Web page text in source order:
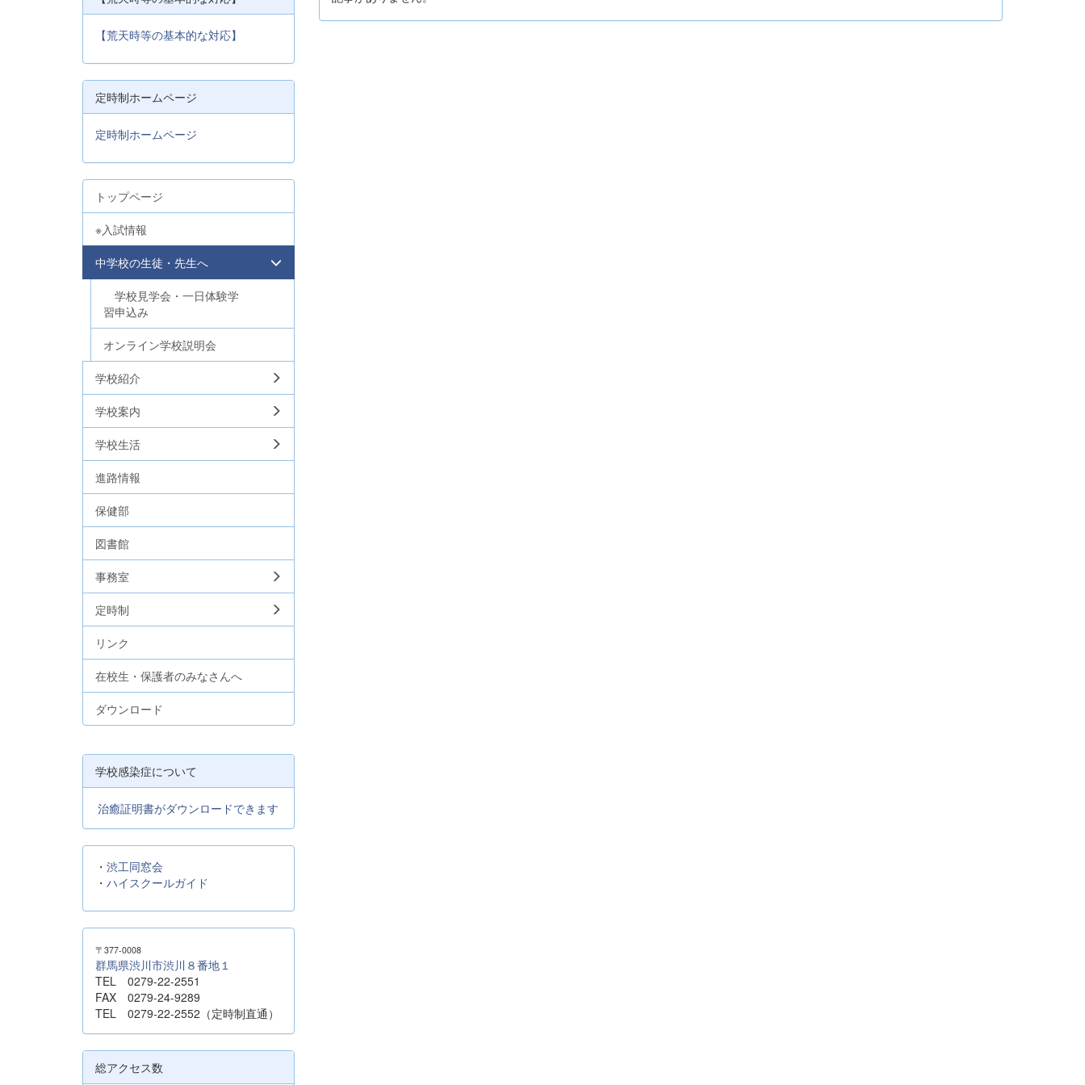
【荒天時等の基本的な対応】
定時制ホームページ
定時制ホームページ
トップページ
※入試情報
中学校の生徒・先生へ
学校見学会・一日体験学
習申込み
オンライン学校説明会
学校紹介
学校案内
学校生活
進路情報
保健部
図書館
事務室
定時制
リンク
在校生・保護者のみなさんへ
ダウンロード
学校感染症について
治癒証明書がダウンロードできます
・ 渋工同窓会
・ ハイスクールガイド
〒377-0008
群馬県渋川市渋川８番地１
TEL 0279-22-2551
FAX 0279-24-9289
TEL 0279-22-2552（定時制直通）
総アクセス数